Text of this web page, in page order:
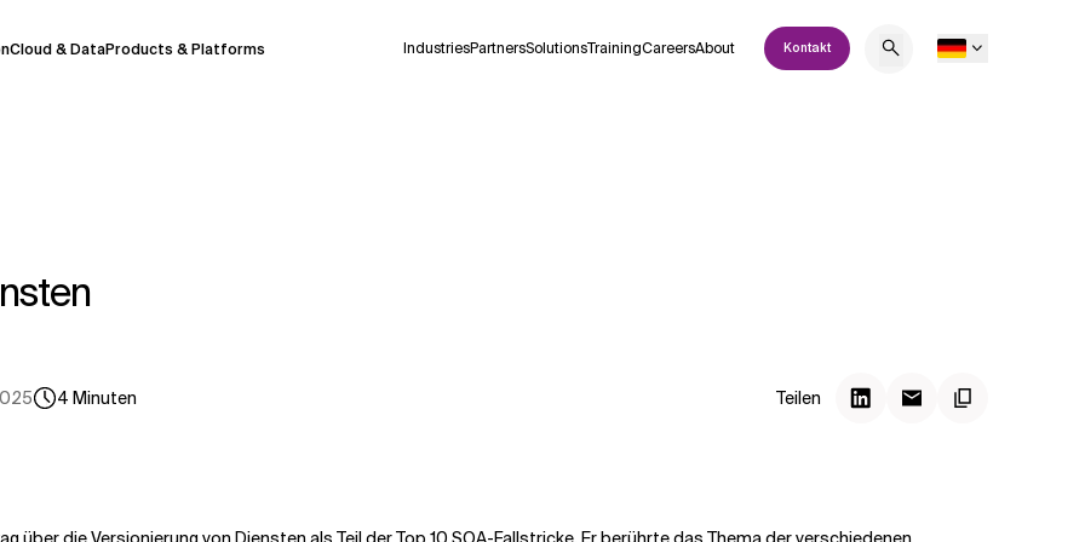
Cloud & DataProducts & Platforms IndustriesPartnersSolutionsTrainingCareersAbout Kontakt
bevor Sie Entscheidungen treffen oder
4 Minuten Teilen